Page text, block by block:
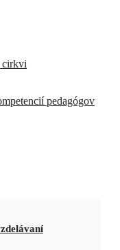
cirkvi
pedagógov